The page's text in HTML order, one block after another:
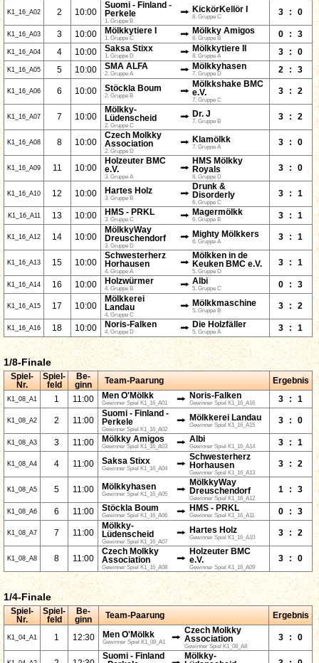
K1_16_A02 2 10:00
Suomi - Finland -
Perkele
1. Gruppe B
⭢ KickörKellör I
8. Gruppe C
3 : 0
K1_16_A03 3 10:00 Mölkkytiere I
1. Gruppe C ⭢ Mölkky Amigos
8. Gruppe B 0 : 3
K1_16_A04 4 10:00 Saksa Stixx
1. Gruppe D ⭢ Mölkkytiere II
8. Gruppe A 3 : 0
K1_16_A05 5 10:00 SMA ALFA
2. Gruppe A ⭢ Mölkkyhasen
7. Gruppe D 2 : 3
K1_16_A06 6 10:00 Stöckla Boum
2. Gruppe B ⭢
Mölkkshake BMC
e.V.
7. Gruppe C
3 : 2
K1_16_A07 7 10:00
Mölkky-
Lüdenscheid
2. Gruppe C
⭢ Dr. J
7. Gruppe B
3 : 2
K1_16_A08 8 10:00
Czech Molkky
Association
2. Gruppe D
⭢ Klamölkk
7. Gruppe A
3 : 0
K1_16_A09 11 10:00
Holzeuter BMC
e.V.
3. Gruppe A
⭢
HMS Mölkky
Royals
6. Gruppe D
3 : 0
K1_16_A10 12 10:00 Hartes Holz
3. Gruppe B ⭢
Drunk &
Disorderly
6. Gruppe C
3 : 1
K1_16_A11 13 10:00 HMS - PRKL
3. Gruppe C ⭢ Magermölkk
6. Gruppe B 3 : 1
K1_16_A12 14 10:00
MölkkyWay
Dreuschendorf
3. Gruppe D
⭢ Mighty Mölkkers
6. Gruppe A
3 : 1
K1_16_A13 15 10:00
Schwesterherz
Horhausen
4. Gruppe A
⭢
Mölkken in de
Keuken BMC e.V.
5. Gruppe D
3 : 1
K1_16_A14 16 10:00 Holzwürmer
4. Gruppe B ⭢ Albi
5. Gruppe C 0 : 3
K1_16_A15 17 10:00
Mölkkerei
Landau
4. Gruppe C
⭢ Mölkkmaschine
5. Gruppe B
3 : 2
K1_16_A16 18 10:00 Noris-Falken
4. Gruppe D ⭢ Die Holzfäller
5. Gruppe A 3 : 1
1/8-Finale
Spiel-
Nr.
Spiel-
feld
Be-
ginn
Team-Paarung Ergebnis
K1_08_A1 1 11:00 Men O'Mölkk
Gewinner Spiel K1_16_A01 ⭢ Noris-Falken
Gewinner Spiel K1_16_A16 3 : 1
K1_08_A2 2 11:00
Suomi - Finland -
Perkele
Gewinner Spiel K1_16_A02
⭢ Mölkkerei Landau
Gewinner Spiel K1_16_A15
3 : 0
K1_08_A3 3 11:00 Mölkky Amigos
Gewinner Spiel K1_16_A03 ⭢ Albi
Gewinner Spiel K1_16_A14 3 : 1
K1_08_A4 4 11:00 Saksa Stixx
Gewinner Spiel K1_16_A04 ⭢
Schwesterherz
Horhausen
Gewinner Spiel K1_16_A13
3 : 2
K1_08_A5 5 11:00 Mölkkyhasen
Gewinner Spiel K1_16_A05 ⭢
MölkkyWay
Dreuschendorf
Gewinner Spiel K1_16_A12
1 : 3
K1_08_A6 6 11:00 Stöckla Boum
Gewinner Spiel K1_16_A06 ⭢ HMS - PRKL
Gewinner Spiel K1_16_A11 0 : 3
K1_08_A7 7 11:00
Mölkky-
Lüdenscheid
Gewinner Spiel K1_16_A07
⭢ Hartes Holz
Gewinner Spiel K1_16_A10
3 : 2
K1_08_A8 8 11:00
Czech Molkky
Association
Gewinner Spiel K1_16_A08
⭢
Holzeuter BMC
e.V.
Gewinner Spiel K1_16_A09
3 : 0
1/4-Finale
Spiel-
Nr.
Spiel-
feld
Be-
ginn
Team-Paarung Ergebnis
K1_04_A1 1 12:30 Men O'Mölkk
Gewinner Spiel K1_08_A1 ⭢
Czech Molkky
Association
Gewinner Spiel K1_08_A8
3 : 0
Suomi - Finland
Mölkky-